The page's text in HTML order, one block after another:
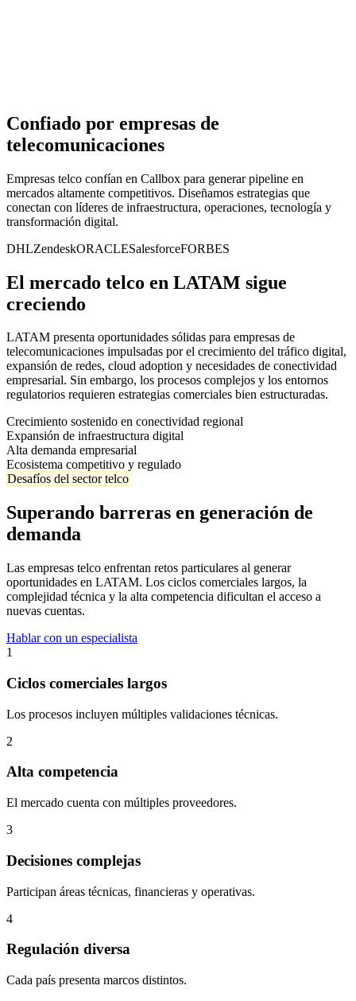
Confiado por empresas de
telecomunicaciones
Empresas telco confían en Callbox para generar pipeline en
mercados altamente competitivos. Diseñamos estrategias que
conectan con líderes de infraestructura, operaciones, tecnología y
transformación digital.
DHLZendeskORACLESalesforceFORBES
El mercado telco en LATAM sigue
creciendo
LATAM presenta oportunidades sólidas para empresas de
telecomunicaciones impulsadas por el crecimiento del tráfico digital,
expansión de redes, cloud adoption y necesidades de conectividad
empresarial. Sin embargo, los procesos complejos y los entornos
regulatorios requieren estrategias comerciales bien estructuradas.
Crecimiento sostenido en conectividad regional
Expansión de infraestructura digital
Alta demanda empresarial
Ecosistema competitivo y regulado
Desafíos del sector telco
Superando barreras en generación de
demanda
Las empresas telco enfrentan retos particulares al generar
oportunidades en LATAM. Los ciclos comerciales largos, la
complejidad técnica y la alta competencia dificultan el acceso a
nuevas cuentas.
Hablar con un especialista
1
Ciclos comerciales largos
Los procesos incluyen múltiples validaciones técnicas.
2
Alta competencia
El mercado cuenta con múltiples proveedores.
3
Decisiones complejas
Participan áreas técnicas, financieras y operativas.
4
Regulación diversa
Cada país presenta marcos distintos.